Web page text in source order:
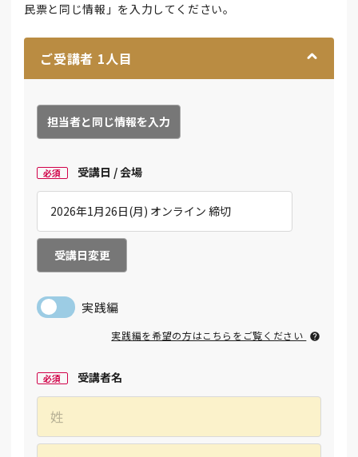
民票と同じ情報」を入力してください。
ご受講者 1人目
担当者と同じ情報を入力
必須 受講日 / 会場
受講日変更
実践編
実践編を希望の方はこちらをご覧ください
必須 受講者名